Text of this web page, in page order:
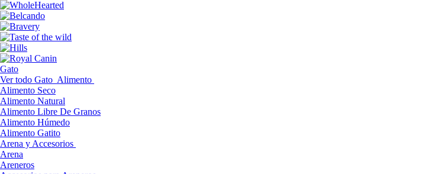
Gato
Ver todo Gato Alimento
Alimento Seco
Alimento Natural
Alimento Libre De Granos
Alimento Húmedo
Alimento Gatito
Arena y Accesorios
Arena
Areneros